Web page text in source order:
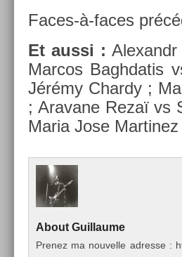
Faces-à-faces
Et aussi :
Mar­cos Baghdatis
Jérémy Char­dy ;
; Aravane Rezaï vs
Maria Jose
About Guil­laume
Pre­nez ma nouvel­le ad­resse :